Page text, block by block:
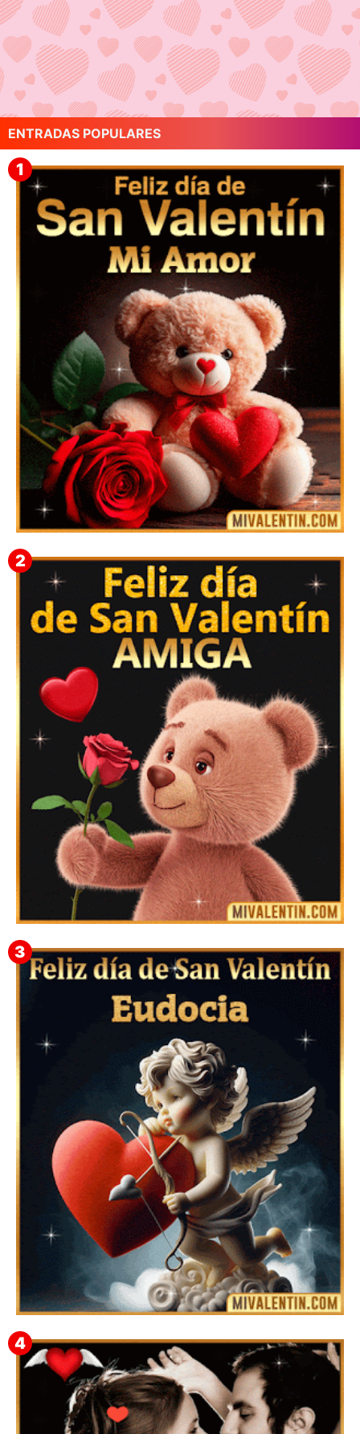
ENTRADAS POPULARES
🎁 Imágenes Gif Personalizadas con Nombres para
San Valentín 2026 💘
Mensajes Tarjetas y GiF de San Valentín para Amigas